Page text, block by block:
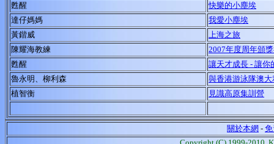
甦醒
快樂的小塵埃
達仔媽媽
我愛小塵埃
黃鍇威
上海之旅
陳耀海教練
2007年度周年頒
甦醒
讓天才成長 - 讓你
魯永明、柳利森
與香港游泳隊澳
植智衡
見識高原集訓營
關於本網 -